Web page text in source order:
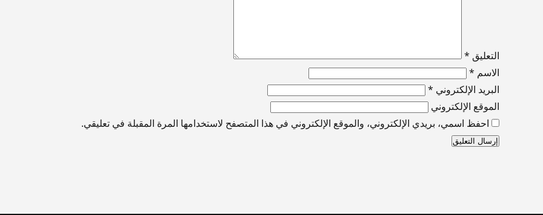
التعليق *
الاسم *
البريد الإلكتروني *
الموقع الإلكتروني
احفظ اسمي، بريدي الإلكتروني، والموقع الإلكتروني في هذا المتصفح لاستخدامها المرة المقبلة في تعليقي.